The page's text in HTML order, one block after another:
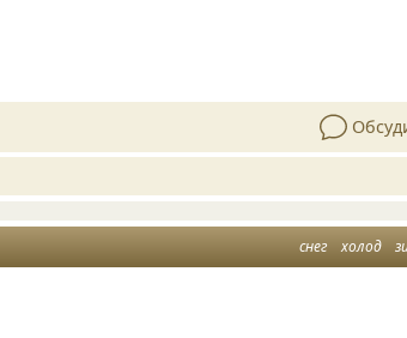
снег холод